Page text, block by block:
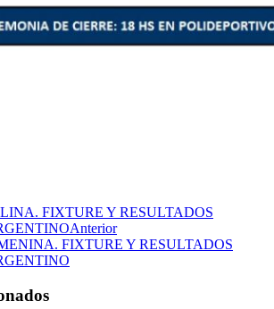
FIXTURE Y RESULTADOS
Anterior
FIXTURE Y RESULTADOS